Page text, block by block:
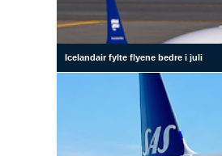
Icelandair fylte flyene bedre i juli